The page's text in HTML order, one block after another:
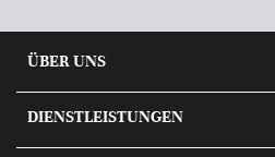
ÜBER UNS
DIENSTLEISTUNGEN